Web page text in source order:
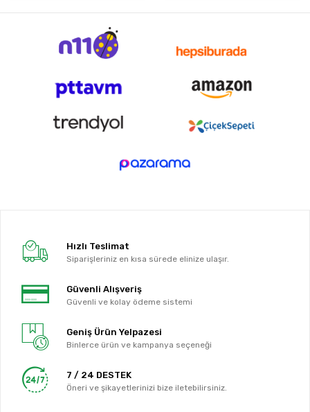
Hızlı Teslimat
Siparişleriniz en kısa sürede elinize ulaşır.
Güvenli Alışveriş
Güvenli ve kolay ödeme sistemi
Geniş Ürün Yelpazesi
Binlerce ürün ve kampanya seçeneği
7 / 24 DESTEK
Öneri ve şikayetlerinizi bize iletebilirsiniz.